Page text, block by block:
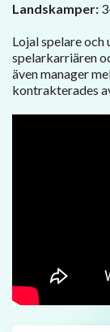
Landskamper:
Lojal spelare
spelarkarriären
även manager
kontrakterades